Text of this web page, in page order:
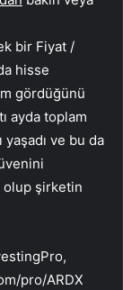
bir Fiyat /
hisse
gördüğünü
ayda toplam
ve bu da
olup şirketin
pro/ARDX